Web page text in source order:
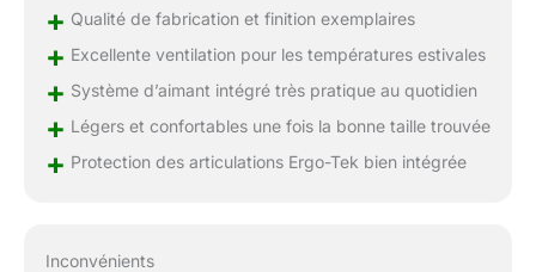
+ Qualité de fabrication et finition exemplaires
+ Excellente ventilation pour les températures estivales
+ Système d’aimant intégré très pratique au quotidien
+ Légers et confortables une fois la bonne taille trouvée
+ Protection des articulations Ergo-Tek bien intégrée
Inconvénients